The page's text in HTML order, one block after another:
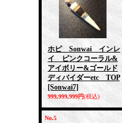
ホピ Sonwai インレ
イ ピンクコーラル&
アイボリー&ゴールド
ディバイダーetc TOP
[Sonwai7]
999,999,999円(税込)
No.5